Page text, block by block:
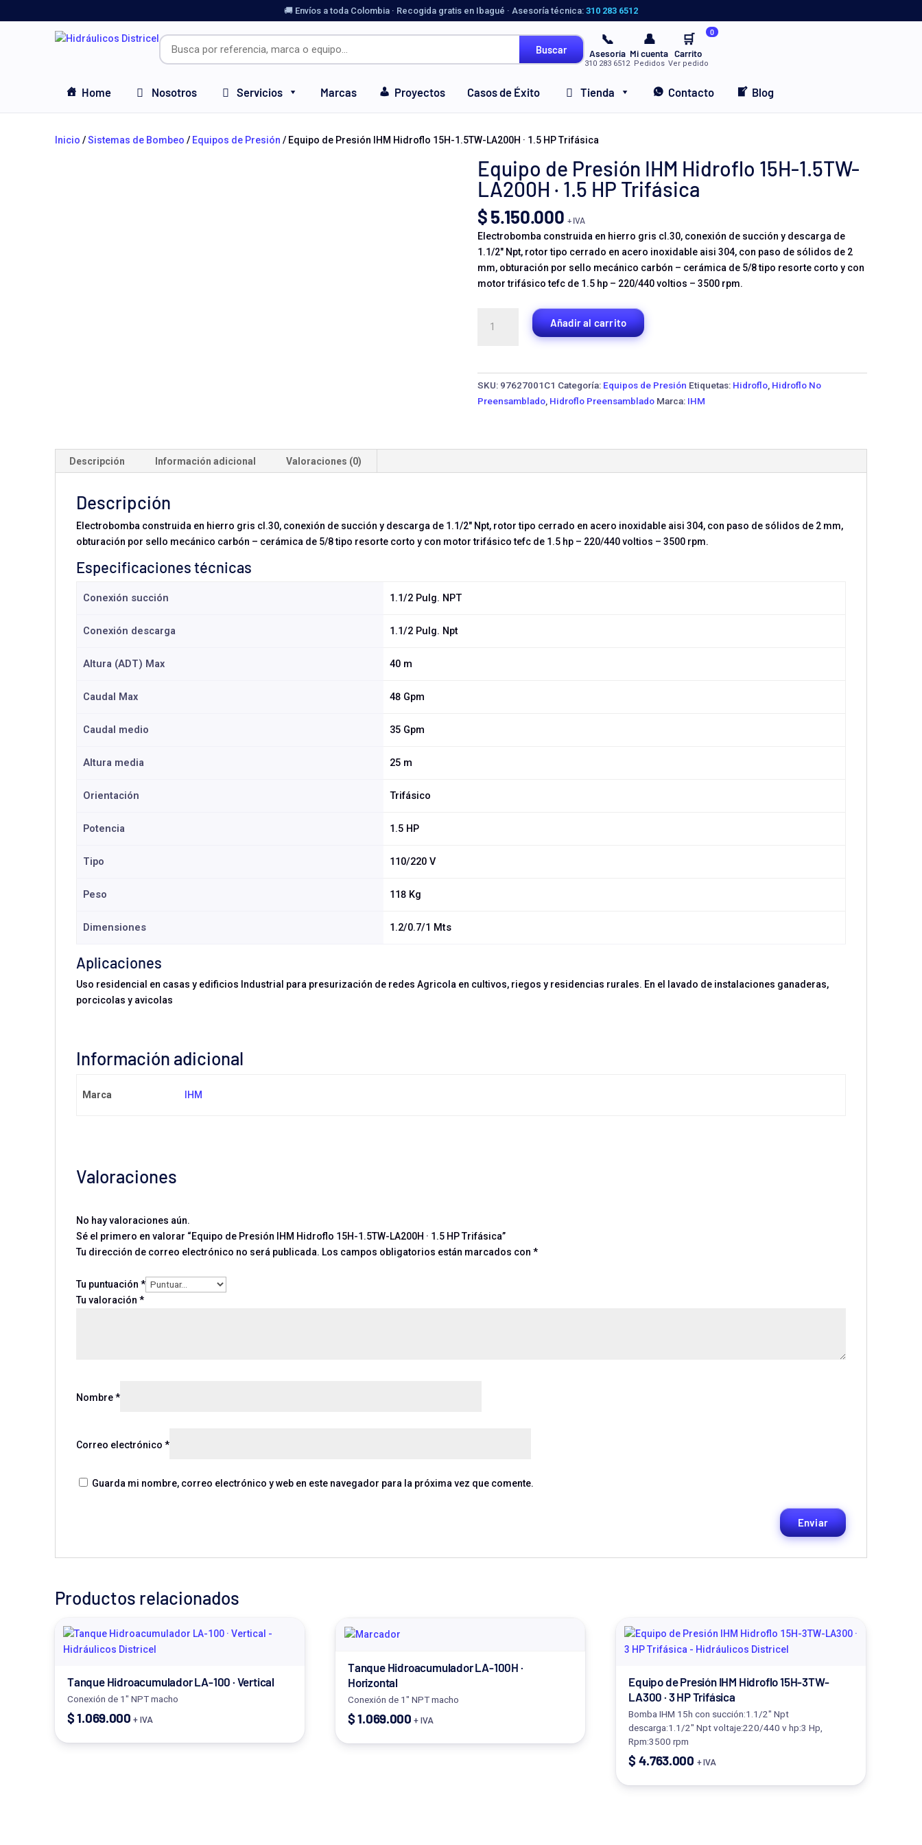
🚚 Envíos a toda Colombia · Recogida gratis en Ibagué · Asesoría técnica: 310 283 6512
Buscar
📞
Asesoría
310 283 6512
👤
Mi cuenta
Pedidos
🛒 0
Carrito
Ver pedido
Home Nosotros Servicios Marcas Proyectos Casos de Éxito Tienda Contacto Blog
Inicio /Sistemas de Bombeo / Equipos de Presión / Equipo de Presión IHM Hidroflo 15H-1.5TW-LA200H · 1.5 HP Trifásica
Equipo de Presión IHM Hidroflo 15H-1.5TW-
LA200H · 1.5 HP Trifásica
$5.150.000 + IVA
Electrobomba construida en hierro gris cl.30, conexión de succión y descarga de
1.1/2″ Npt, rotor tipo cerrado en acero inoxidable aisi 304, con paso de sólidos de 2
mm, obturación por sello mecánico carbón – cerámica de 5/8 tipo resorte corto y con
motor trifásico tefc de 1.5 hp – 220/440 voltios – 3500 rpm.
HP
Añadir al carrito
SKU: 97627001C1 Categoría: Equipos de Presión Etiquetas: Hidroflo, Hidroflo No
Preensamblado, Hidroflo Preensamblado Marca: IHM
Descripción Información adicional Valoraciones (0)
Descripción
Electrobomba construida en hierro gris cl.30, conexión de succión y descarga de 1.1/2" Npt, rotor tipo cerrado en acero inoxidable aisi 304, con paso de sólidos de 2 mm,
obturación por sello mecánico carbón – cerámica de 5/8 tipo resorte corto y con motor trifásico tefc de 1.5 hp – 220/440 voltios – 3500 rpm.
Especificaciones técnicas
Conexión succión 1.1/2 Pulg. NPT
Conexión descarga 1.1/2 Pulg. Npt
Altura (ADT) Max 40 m
Caudal Max 48 Gpm
Caudal medio 35 Gpm
Altura media 25 m
Orientación Trifásico
Potencia 1.5 HP
Tipo 110/220 V
Peso 118 Kg
Dimensiones 1.2/0.7/1 Mts
Aplicaciones
Uso residencial en casas y edificios Industrial para presurización de redes Agricola en cultivos, riegos y residencias rurales. En el lavado de instalaciones ganaderas,
porcicolas y avicolas
Información adicional
Marca IHM
Valoraciones
No hay valoraciones aún.
Sé el primero en valorar “Equipo de Presión IHM Hidroflo 15H-1.5TW-LA200H · 1.5 HP Trifásica”
Tu dirección de correo electrónico no será publicada. Los campos obligatorios están marcados con *
Tu puntuación *
Tu valoración *
Nombre*
Correo electrónico *
Guarda mi nombre, correo electrónico y web en este navegador para la próxima vez que comente.
Productos relacionados
Tanque Hidroacumulador LA-100 · Vertical
Conexión de 1" NPT macho
$1.069.000 + IVA
Tanque Hidroacumulador LA-100H ·
Horizontal
Conexión de 1" NPT macho
$1.069.000 + IVA
Equipo de Presión IHM Hidroflo 15H-3TW-
LA300 · 3 HP Trifásica
Bomba IHM 15h con succión:1.1/2" Npt
descarga:1.1/2" Npt voltaje:220/440 v hp:3 Hp,
Rpm:3500 rpm
$ 4.763.000 + IVA